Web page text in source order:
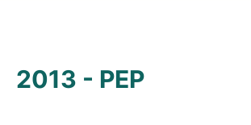
2013 - PEP